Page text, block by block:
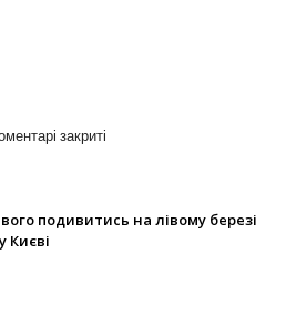
закриті
подивитись на лівому березі
Києві